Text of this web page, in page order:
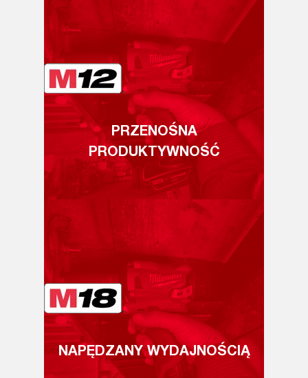
PRZENOŚNA
PRODUKTYWNOŚĆ
NAPĘDZANY WYDAJNOŚCIĄ